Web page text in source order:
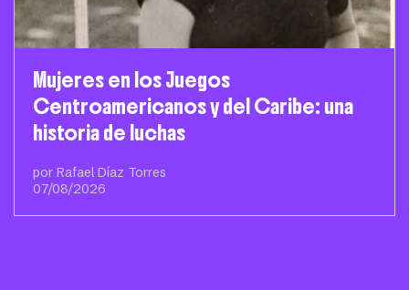
Mujeres en los Juegos
Centroamericanos y del Caribe: una
historia de luchas
por Rafael Díaz Torres
07/08/2026